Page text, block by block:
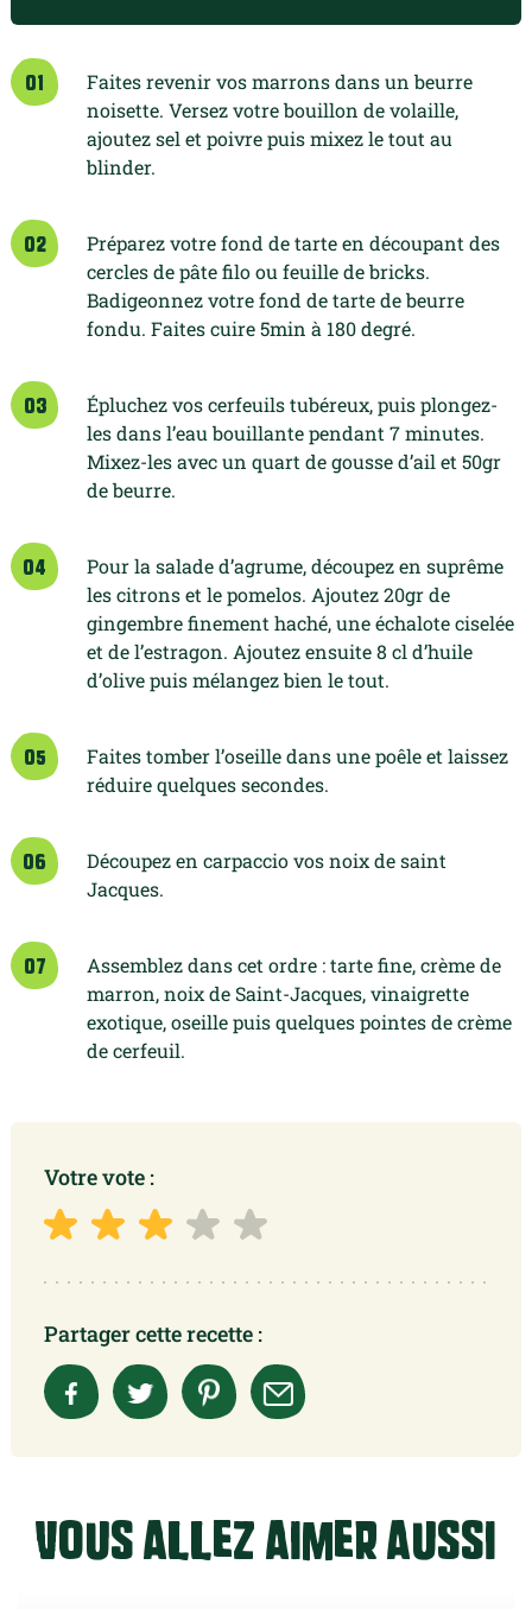
2 bottes d'oseille
01
Faites revenir vos marrons dans un beurre
noisette. Versez votre bouillon de volaille,
ajoutez sel et poivre puis mixez le tout au
blinder.
02
Préparez votre fond de tarte en découpant des
cercles de pâte filo ou feuille de bricks.
Badigeonnez votre fond de tarte de beurre
fondu.Faites cuire 5min à 180 degré.
03
Épluchez vos cerfeuils tubéreux, puis plongez-
les dans l’eau bouillante pendant 7 minutes.
Mixez-les avec un quart de gousse d’ail et 50gr
de beurre.
04
Pour la salade d’agrume, découpez en suprême
les citrons et le pomelos. Ajoutez 20gr de
gingembre finement haché, une échalote ciselée
et de l’estragon. Ajoutez ensuite 8 cl d’huile
d’olive puis mélangez bien le tout.
05
Faites tomber l’oseille dans une poêle et laissez
réduire quelques secondes.
06
Découpez en carpaccio vos noix de saint
Jacques.
07
Assemblez dans cet ordre : tarte fine, crème de
marron, noix de Saint-Jacques, vinaigrette
exotique, oseille puis quelques pointes de crème
de cerfeuil.
Votre vote :
Partager cette recette :
Vous allez aimer aussi